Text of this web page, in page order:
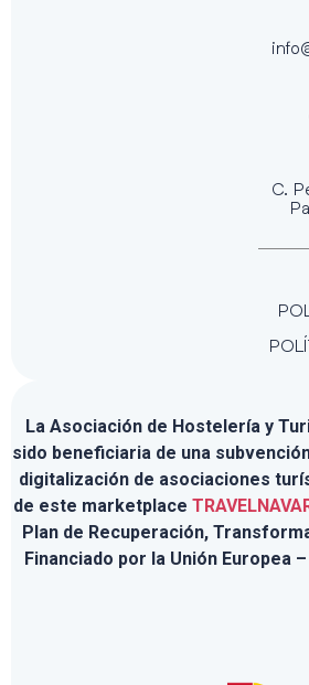
C.
La Asociación de Hostelería y
sido beneficiaria de una
digitalización de asociaciones
de este marketplace
Plan de Recuperación,
Financiado por la Unión Europea